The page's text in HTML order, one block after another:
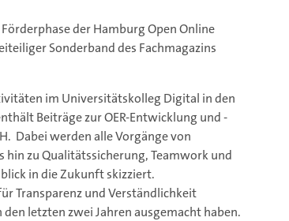
der Hamburg Open Online
Sonderband des Fachmagazins
im Universitätskolleg Digital in den
Beiträge zur OER-Entwicklung und -
Dabei werden alle Vorgänge von
hin zu Qualitätssicherung, Teamwork und
in die Zukunft skizziert.
Transparenz und Verständlichkeit
letzten zwei Jahren ausgemacht haben.